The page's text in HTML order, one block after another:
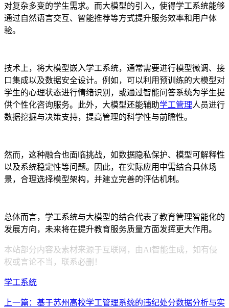
对复杂多变的学生需求。而大模型的引入，使得学工系统能够
通过自然语言交互、智能推荐等方式提升服务效率和用户体
验。
技术上，将大模型嵌入学工系统，通常需要进行模型微调、接
口集成以及数据安全设计。例如，可以利用预训练的大模型对
学生的心理状态进行情绪识别，或通过智能问答系统为学生提
供个性化咨询服务。此外，大模型还能辅助学工管理人员进行
数据挖掘与决策支持，提高管理的科学性与前瞻性。
然而，这种融合也面临挑战，如数据隐私保护、模型可解释性
以及系统稳定性等问题。因此，在实际应用中需结合具体场
景，合理选择模型架构，并建立完善的评估机制。
总体而言，学工系统与大模型的结合代表了教育管理智能化的
发展方向，未来将在提升教育服务质量方面发挥更大作用。
本站部分内容及素材来源于互联网，由AI智能生成，如有侵
权或言论不当，联系必删！
学工系统
上一篇：基于苏州高校学工管理系统的违纪处分数据分析与实